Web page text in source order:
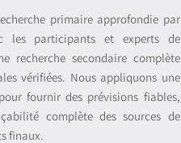
primaire approfondie par
les participants et experts de
recherche secondaire complète
vérifiées. Nous appliquons une
fournir des prévisions fiables,
complète des sources de
finaux.